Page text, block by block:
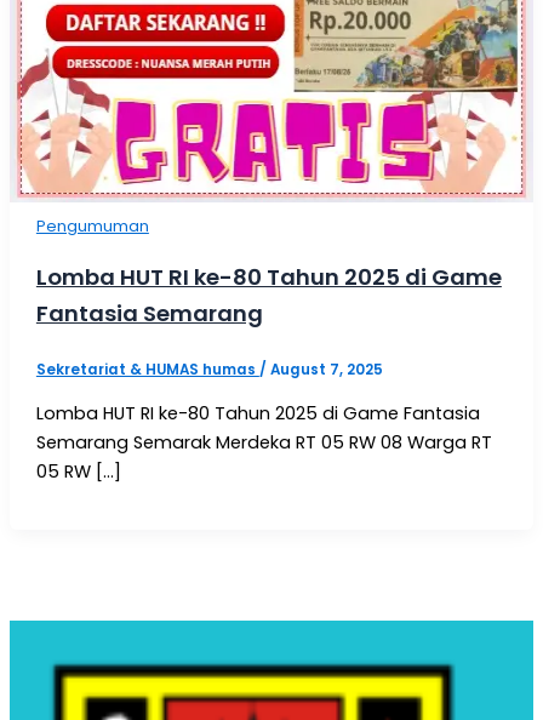
Pengumuman
Lomba HUT RI ke-80 Tahun 2025 di Game
Fantasia Semarang
Sekretariat & HUMAS humas / August 7, 2025
Lomba HUT RI ke-80 Tahun 2025 di Game Fantasia
Semarang Semarak Merdeka RT 05 RW 08 Warga RT
05 RW […]